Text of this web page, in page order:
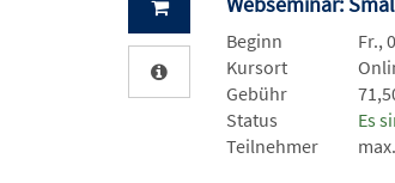
Beginn
Fr.,
Kursort
Gebühr
Status
Es
Teilnehmer